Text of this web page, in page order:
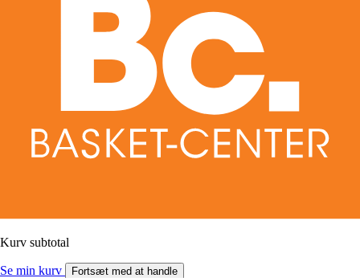
Kurv subtotal
Se min kurv Fortsæt med at handle